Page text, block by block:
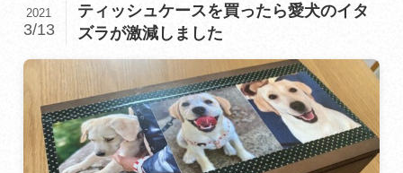
ティッシュケースを買ったら愛犬のイタ
ズラが激減しました
2021
3/13